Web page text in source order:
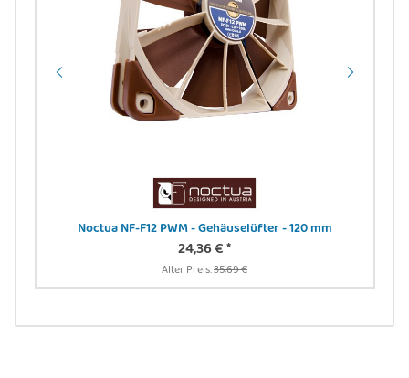
Noctua NF-F12 PWM - Gehäuselüfter - 120 mm
24,36 €*
Alter Preis:35,69 €